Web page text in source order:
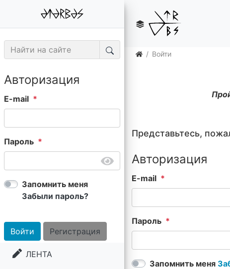
Авторизация
E-mail
Пароль
Запомнить меня
Забыли пароль?
Войти Регистрация
ЛЕНТА
Войти
Представьтесь,
Авторизация
E-mail
Пароль
Запомнить меня